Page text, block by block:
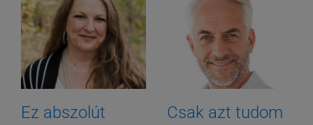
Ez abszolút
Csak azt tudom